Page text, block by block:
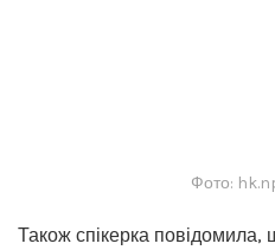
Фото:
Також спікерка повідомила,